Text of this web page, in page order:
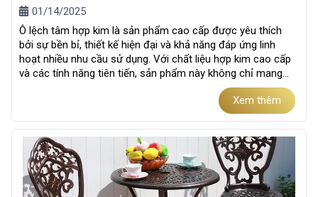
01/14/2025
Ô lệch tâm hợp kim là sản phẩm cao cấp được yêu thích
bởi sự bền bỉ, thiết kế hiện đại và khả năng đáp ứng linh
hoạt nhiều nhu cầu sử dụng. Với chất liệu hợp kim cao cấp
và các tính năng tiên tiến, sản phẩm này không chỉ mang
Xem thêm